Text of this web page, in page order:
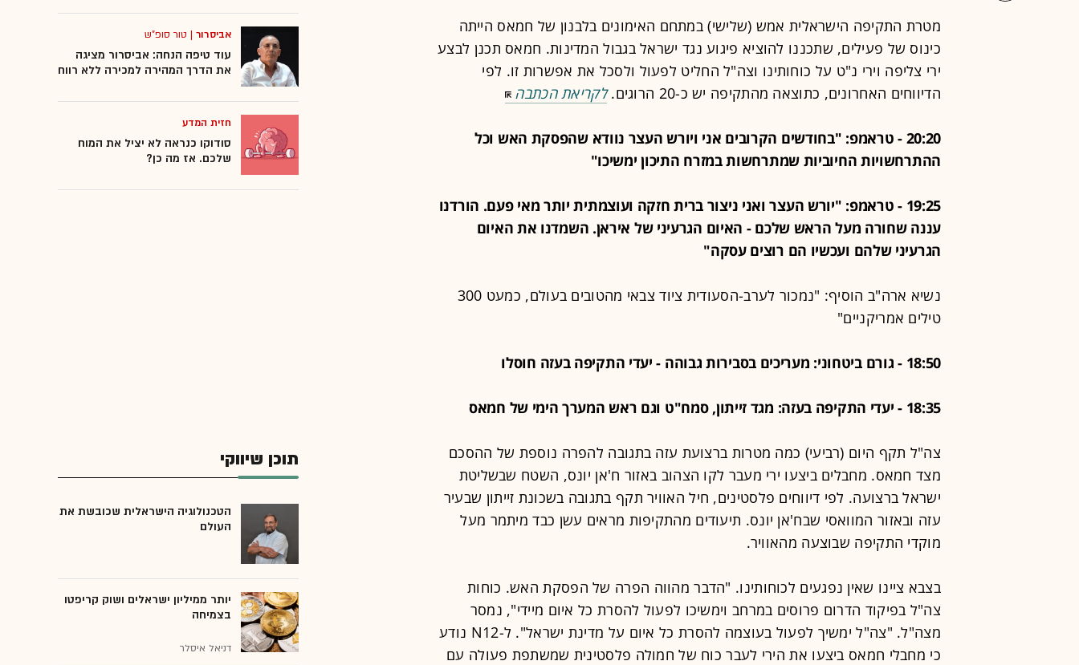
מטרת התקיפה הישראלית אמש (שלישי) במתחם האימונים בלבנון של חמאס הייתה
כינוס של פעילים, שתכננו להוציא פיגוע נגד ישראל בגבול המדינות. חמאס תכנן לבצע
ירי צליפה וירי נ"ט על כוחותינו וצה"ל החליט לפעול ולסכל את אפשרות זו. לפי
הדיווחים האחרונים, כתוצאה מהתקיפה יש כ-20 הרוגים.
לקריאת הכתבה
20:20 - טראמפ: "בחודשים הקרובים אני ויורש העצר נוודא שהפסקת האש וכל
ההתרחשויות החיוביות שמתרחשות במזרח התיכון ימשיכו"
19:25 - טראמפ: "יורש העצר ואני ניצור ברית חזקה ועוצמתית יותר מאי פעם. הורדנו
עננה שחורה מעל הראש שלכם - האיום הגרעיני של איראן. השמדנו את האיום
הגרעיני שלהם ועכשיו הם רוצים עסקה"
נשיא ארה"ב הוסיף: "נמכור לערב-הסעודית ציוד צבאי מהטובים בעולם, כמעט 300
טילים אמריקניים"
18:50 - גורם ביטחוני: מעריכים בסבירות גבוהה - יעדי התקיפה בעזה חוסלו
18:35 - יעדי התקיפה בעזה: מגד זייתון, סמח"ט וגם ראש המערך הימי של חמאס
צה"ל תקף היום (רביעי) כמה מטרות ברצועת עזה בתגובה להפרה נוספת של ההסכם
מצד חמאס. מחבלים ביצעו ירי מעבר לקו הצהוב באזור ח'אן יונס, השטח שבשליטת
ישראל ברצועה. לפי דיווחים פלסטינים, חיל האוויר תקף בתגובה בשכונת זייתון שבעיר
עזה ובאזור המוואסי שבח'אן יונס. תיעודים מהתקיפות מראים עשן כבד מיתמר מעל
מוקדי התקיפה שבוצעה מהאוויר.
בצבא ציינו שאין נפגעים לכוחותינו. "הדבר מהווה הפרה של הפסקת האש. כוחות
צה"ל בפיקוד הדרום פרוסים במרחב וימשיכו לפעול להסרת כל איום מיידי", נמסר
מצה"ל. "צה"ל ימשיך לפעול בעוצמה להסרת כל איום על מדינת ישראל". ל-N12 נודע
כי מחבלי חמאס ביצעו את הירי לעבר כוח של חמולה פלסטינית שמשתפת פעולה עם
סוריה אביסרור| טור סופ"ש
עוד טיפה הנחה: אביסרור מציגה
את הדרך המהירה למכירה ללא רווח
חזית המדע
סודוקו כנראה לא יציל את המוח
שלכם. אז מה כן?
תוכן שיווקי
הטכנולוגיה הישראלית שכובשת את
העולם
יותר ממיליון ישראלים ושוק קריפטו
בצמיחה
דניאל איסלר